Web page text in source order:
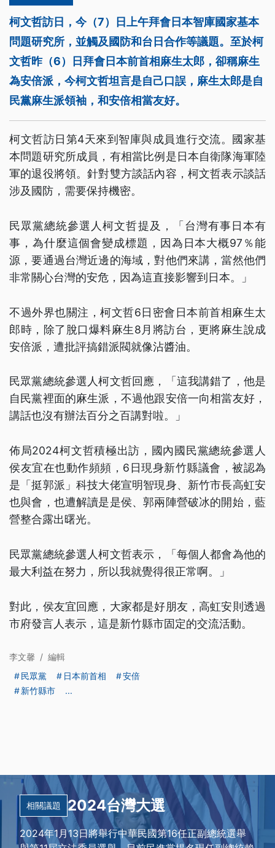
柯文哲訪日，今（7）日上午拜會日本智庫國家基本
問題研究所，並觸及國防和台日合作等議題。至於柯
文哲昨（6）日拜會日本前首相麻生太郎，卻稱麻生
為安倍派，今柯文哲坦言是自己口誤，麻生太郎是自
民黨麻生派領袖，和安倍相當友好。
柯文哲訪日第4天來到智庫與成員進行交流。國家基
本問題研究所成員，有相當比例是日本自衛隊海軍陸
軍的退役將領。針對雙方談話內容，柯文哲表示談話
涉及國防，需要保持機密。
民眾黨總統參選人柯文哲提及，「台灣有事日本有
事，為什麼這個會變成標題，因為日本大概97％能
源，要通過台灣近邊的海域，對他們來講，當然他們
非常關心台灣的安危，因為這直接影響到日本。」
不過外界也關注，柯文哲6日密會日本前首相麻生太
郎時，除了脫口爆料麻生8月將訪台，更將麻生說成
安倍派，遭批評搞錯派閥就像沾醬油。
民眾黨總統參選人柯文哲回應，「這我講錯了，他是
自民黨裡面的麻生派，不過他跟安倍一向相當友好，
講話也沒有辦法百分之百講對啦。」
佈局2024柯文哲積極出訪，國內國民黨總統參選人
侯友宜在也動作頻頻，6日現身新竹縣議會，被認為
是「挺郭派」科技大佬宣明智現身、新竹市長高虹安
也與會，也遭解讀是是侯、郭兩陣營破冰的開始，藍
營整合露出曙光。
民眾黨總統參選人柯文哲表示，「每個人都會為他的
最大利益在努力，所以我就覺得很正常啊。」
對此，侯友宜回應，大家都是好朋友，高虹安則透過
市府發言人表示，這是新竹縣市固定的交流活動。
李文馨 / 編輯
民眾黨
日本前首相
安倍
新竹縣市
...
相關議題 2024台灣大選
2024年1月13日將舉行中華民國第16任正副總統選舉